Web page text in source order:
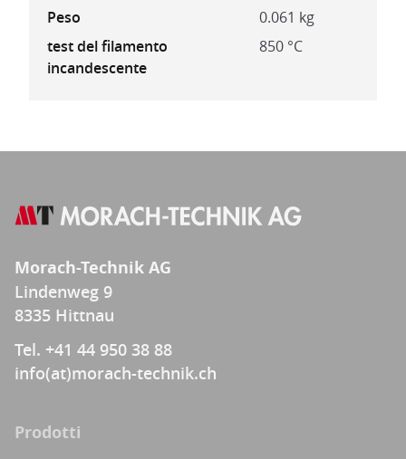
Peso
0.061 kg
test del filamento
incandescente
850 °C
Morach-Technik AG
Lindenweg 9
8335 Hittnau
Tel. +41 44 950 38 88
info(at)morach-technik.ch
Prodotti